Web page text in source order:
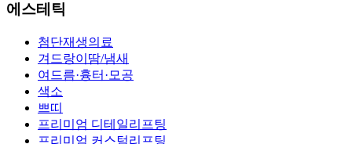
에스테틱
첨단재생의료
겨드랑이땀/냄새
여드름·흉터·모공
색소
쁘띠
프리미엄 디테일리프팅
프리미엄 커스텀리프팅